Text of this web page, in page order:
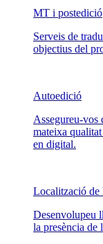
MT i postedició
Serveis de
objectius del
Autoedició
Assegureu-vos
mateixa
en digital.
Localització de
Desenvolupeu
la presència de